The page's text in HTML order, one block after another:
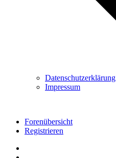
Datenschutzerklärung
Impressum
Forenübersicht
Registrieren